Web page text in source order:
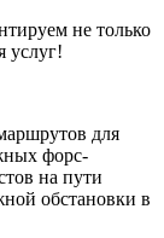
не только
услуг!
для
форс-
на пути
обстановки в